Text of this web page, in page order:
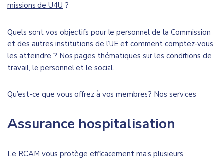
missions de U4U ?
Quels sont vos objectifs pour le personnel de la Commission
et des autres institutions de l’UE et comment comptez-vous
les atteindre ? Nos pages thématiques sur les conditions de
travail, le personnel et le social.
Qu’est-ce que vous offrez à vos membres? Nos services
Assurance hospitalisation
Le RCAM vous protège efficacement mais plusieurs